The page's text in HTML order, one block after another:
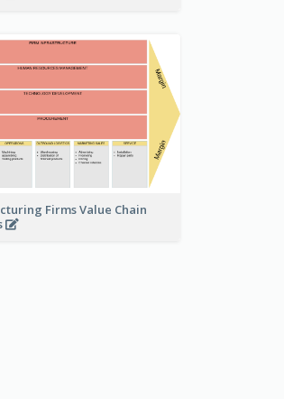
Firms Value Chain